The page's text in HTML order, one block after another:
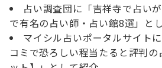
占い調査団に「吉祥寺で占い
で有名の占い師・占い館8選」と
マイシル占いポータルサイト
コミで恐ろしい程当たると評判